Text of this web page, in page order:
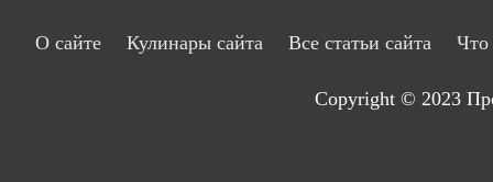
О сайте Кулинары сайта Все статьи сайта Что
Copyright © 2023